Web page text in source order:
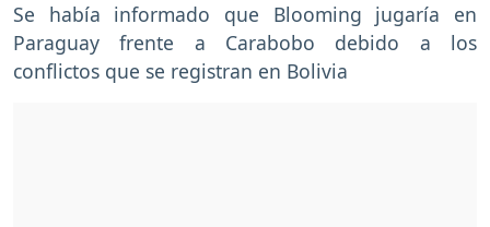
Se había informado que Blooming jugaría en
Paraguay frente a Carabobo debido a los
conflictos que se registran en Bolivia